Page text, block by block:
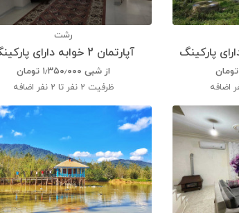
تومان
رشت
آپارتمان 2 خوابه دارای پارکینگ
از شبی ۱٫۳۵۰٫۰۰۰ تومان
ظرفیت 2 نفر تا 2 نفر اضافه